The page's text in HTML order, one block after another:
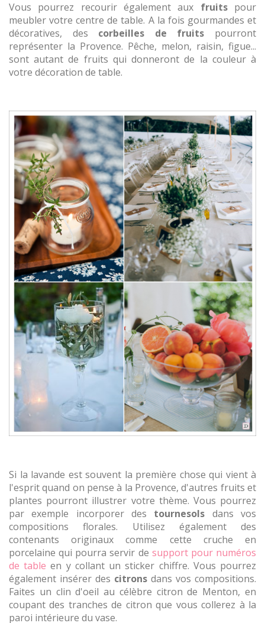
Vous pourrez recourir également aux fruitspour
meubler votre centre de table. A la fois gourmandes et
décoratives, des corbeilles de fruits pourront
représenter la Provence. Pêche, melon, raisin, figue...
sont autant de fruits qui donneront de la couleur à
votre décoration de table.
Si la lavande est souvent la première chose qui vient à
l'esprit quand on pense à la Provence, d'autres fruits et
plantes pourront illustrer votre thème. Vous pourrez
par exemple incorporer des tournesols dans vos
compositions florales. Utilisez également des
contenants originaux comme cette cruche en
porcelaine qui pourra servir de support pour numéros
de tableen y collant un sticker chiffre. Vous pourrez
également insérer des citrons dans vos compositions.
Faites un clin d'oeil au célèbre citron de Menton, en
coupant des tranches de citron que vous collerez à la
paroi intérieure du vase.